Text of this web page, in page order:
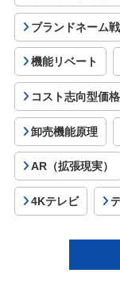
ブランドネーム
機能リベート
コスト志向型価
卸売機能原理
AR（拡張現実）
4Kテレビ